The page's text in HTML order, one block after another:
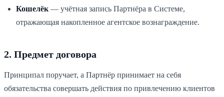
Кошелёк — учётная запись Партнёра в Системе,
отражающая накопленное агентское вознаграждение.
2. Предмет договора
Принципал поручает, а Партнёр принимает на себя
обязательства совершать действия по привлечению клиентов